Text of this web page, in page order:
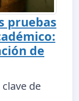
pruebas
de
de